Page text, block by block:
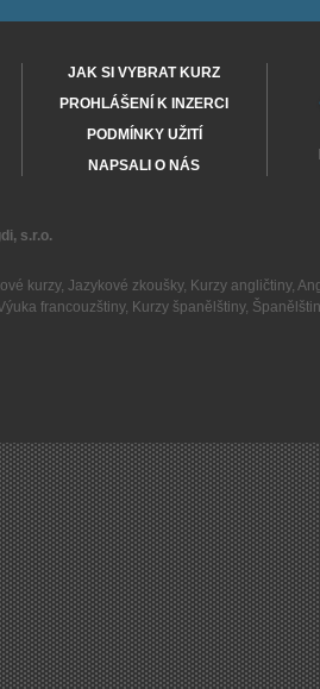
JAK SI VYBRAT KURZ
PROHLÁŠENÍ K INZERCI
PODMÍNKY UŽITÍ
NAPSALI O NÁS
s.r.o.
kurzy, Jazykové zkoušky, Kurzy angličtiny,
francouzštiny, Kurzy španělštiny,